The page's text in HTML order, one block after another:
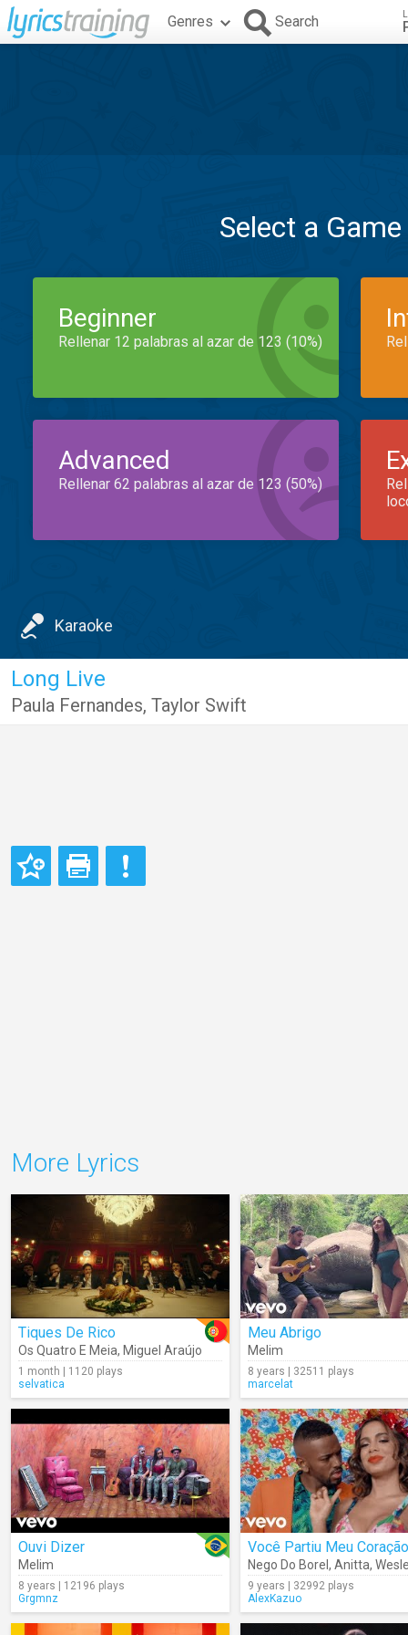
Genres Search
Select a
Beginner
Rellenar 12 palabras al azar de 123 (10%)
Advanced
Rellenar 62 palabras al azar de 123 (50%)
Karaoke
Long Live
Paula Fernandes, Taylor Swift
More Lyrics
Tiques De Rico
Os Quatro E Meia, Miguel Araújo
1 month | 1120 plays
selvatica
Meu Abrigo
Melim
8 years | 32511 plays
marcelat
Ouvi Dizer
Melim
8 years | 12196 plays
Grgmnz
Você Partiu Meu Coração
Nego Do Borel , Anitta, Wesley
9 years | 32992 plays
AlexKazuo